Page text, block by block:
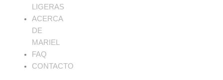
LIGERAS
ACERCA
DE
MARIEL
FAQ
CONTACTO